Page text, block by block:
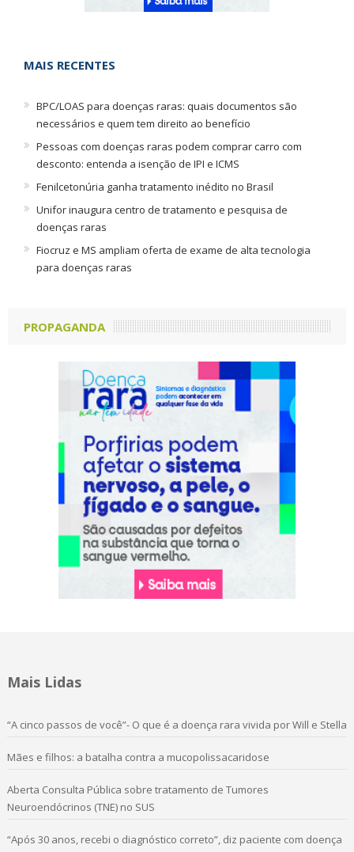
MAIS RECENTES
BPC/LOAS para doenças raras: quais documentos são
necessários e quem tem direito ao benefício
Pessoas com doenças raras podem comprar carro com
desconto: entenda a isenção de IPI e ICMS
Fenilcetonúria ganha tratamento inédito no Brasil
Unifor inaugura centro de tratamento e pesquisa de
doenças raras
Fiocruz e MS ampliam oferta de exame de alta tecnologia
para doenças raras
PROPAGANDA
Mais Lidas
“A cinco passos de você”- O que é a doença rara vivida por Will e Stella
Mães e filhos: a batalha contra a mucopolissacaridose
Aberta Consulta Pública sobre tratamento de Tumores
Neuroendócrinos (TNE) no SUS
“Após 30 anos, recebi o diagnóstico correto”, diz paciente com doença